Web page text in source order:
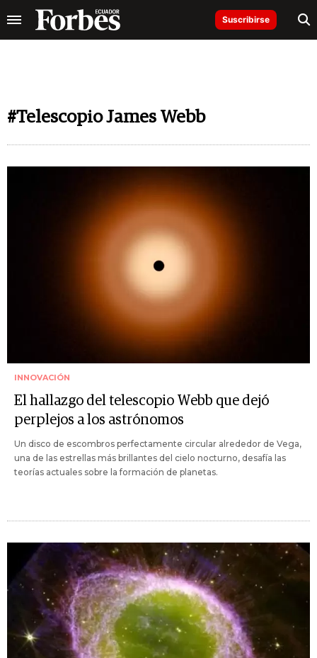
Suscribirse
#Telescopio James Webb
INNOVACIÓN
El hallazgo del telescopio Webb que dejó
perplejos a los astrónomos
Un disco de escombros perfectamente circular alrededor de Vega,
una de las estrellas más brillantes del cielo nocturno, desafía las
teorías actuales sobre la formación de planetas.